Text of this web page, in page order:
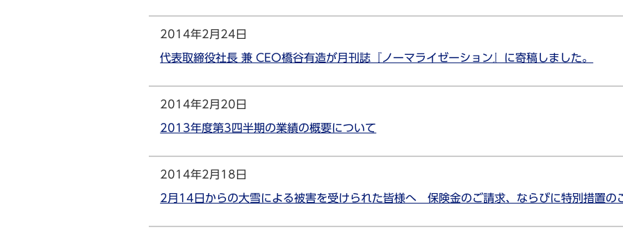
2014年2月24日
代表取締役社長 兼 CEO橋谷有造が月刊誌『ノーマライゼーション』に寄稿しました。
2014年2月20日
2013年度第3四半期の業績の概要について
2014年2月18日
2月14日からの大雪による被害を受けられた皆様へ 保険金のご請求、ならびに特別措置の